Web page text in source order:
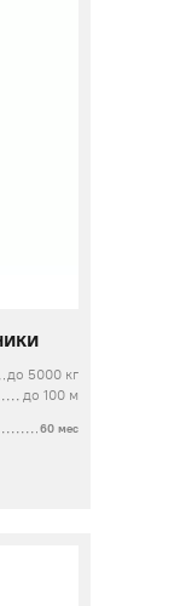
до 5000 кг
до 100 м
60 мес